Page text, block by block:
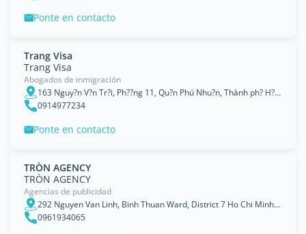
Ponte en contacto
Trang Visa
Trang Visa
Abogados de inmigración
163 Nguy?n V?n Tr?i, Ph??ng 11, Qu?n Phú Nhu?n, Thành ph? H? Chí Minh, Ho Chi Minh City
0914977234
Ponte en contacto
TRÒN AGENCY
TRÒN AGENCY
Agencias de publicidad
292 Nguyen Van Linh, Binh Thuan Ward, District 7 Ho Chi Minh City, Vietnam
0961934065